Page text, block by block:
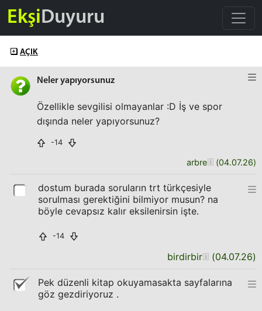
EkşiDuyuru
AÇIK
Neler yapıyorsunuz
Özellikle sevgilisi olmayanlar :D İş ve spor
dışında neler yapıyorsunuz?
-14
arbre (04.07.26)
dostum burada soruların trt türkçesiyle
sorulması gerektiğini bilmiyor musun? na
böyle cevapsız kalır eksilenirsin işte.
-14
birdirbir (04.07.26)
Pek düzenli kitap okuyamasakta sayfalarına
göz gezdiriyoruz .